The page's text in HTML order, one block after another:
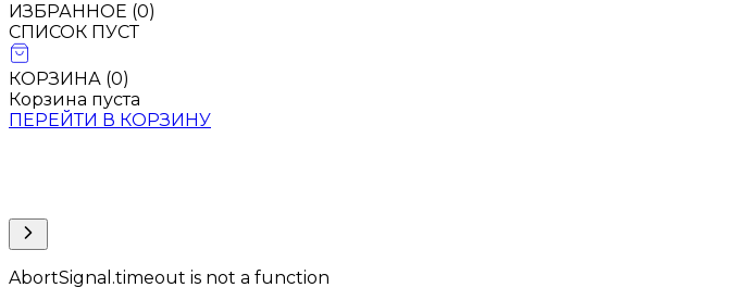
ИЗБРАННОЕ (0)
СПИСОК ПУСТ
КОРЗИНА (0)
Корзина пуста
ПЕРЕЙТИ В КОРЗИНУ
AbortSignal.timeout is not a function